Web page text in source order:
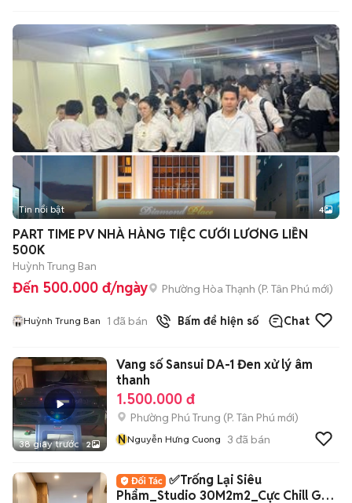
Tin nổi bật 4
PART TIME PV NHÀ HÀNG TIỆC CƯỚI LƯƠNG LIỀN
500K
Huỳnh Trung Ban
Đến 500.000 đ/ngày Phường Hòa Thạnh (P. Tân Phú mới)
Huỳnh Trung Ban 1 đã bán Bấm để hiện số Chat
38 giây trước 2
Vang số Sansui DA-1 Đen xử lý âm
thanh
1.500.000 đ
Phường Phú Trung (P. Tân Phú mới)
NNguyễn Hưng Cuong 3 đã bán
✅Trống Lại Siêu
Phẩm_Studio 30M2m2_Cực Chill Gần